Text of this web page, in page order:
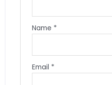
Name *
Email *